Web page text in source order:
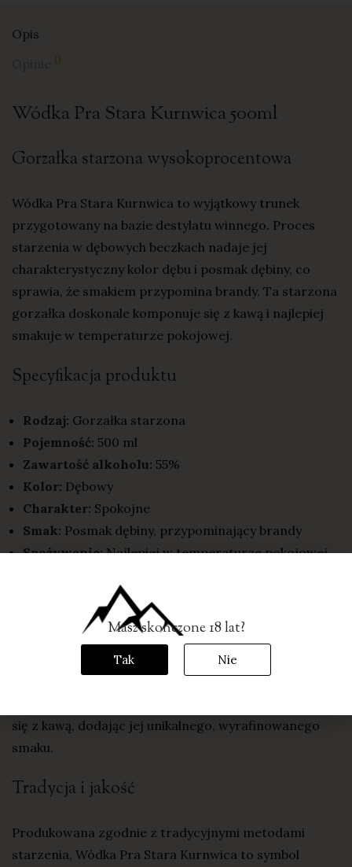
Opis
0
Wódka Pra Stara Kurnwica 500ml
Gorzałka starzona wysokoprocentowa
Wódka Pra Stara Kurnwica to wyjątkowy trunek
przygotowany na bazie destylatu winnego. Proces
starzenia w dębowych beczkach nadaje jej
charakterystyczny kolor dębu i posmak dębiny, co
sprawia, że smakiem przypomina brandy. Ta starzona
gorzałka doskonale komponuje się z kawą i najlepiej
smakuje w temperaturze pokojowej.
Specyfikacja produktu
Rodzaj: Gorzałka starzona
Pojemność: 500 ml
Zawartość alkoholu: 55%
Kolor: Dębowy
Charakter: Spokojne
Smak: Posmak dębiny, przypominający brandy
Spożywanie:Najlepiej w temperaturze pokojowej
Walory smakowe
Pra Stara Kurnwica charakteryzuje się głębokim,
dębowym aromatem oraz wyrazistym posmakiem
dębiny, co nadaje jej wyjątkowy charakter. Jest to
się z kawą, dodając jej unikalnego, wyrafinowanego
smaku.
Tradycja i jakość
Produkowana zgodnie z tradycyjnymi metodami
starzenia, Wódka Pra Stara Kurnwica to symbol
Masz skończone 18 lat?
Tak Nie